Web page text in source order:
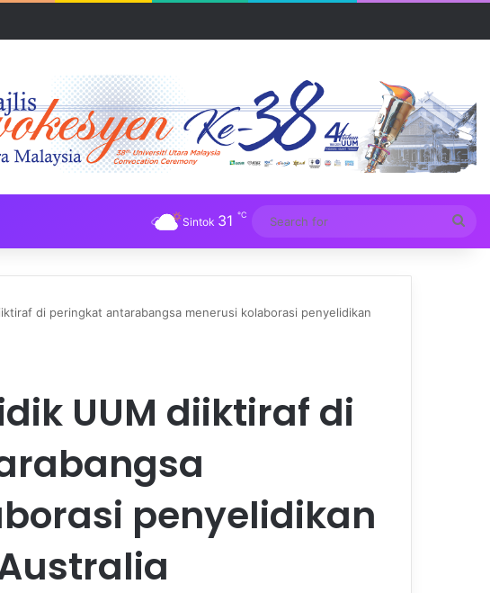
PELAJAR UUM
Sintok 31 ℃
for
di peringkat antarabangsa menerusi kolaborasi penyelidikan
UUM diiktiraf di
penyelidikan